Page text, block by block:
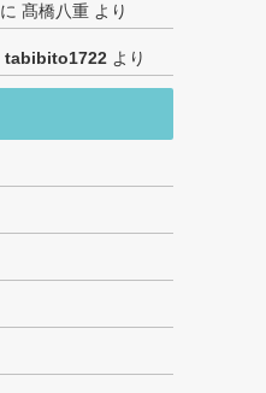
に 髙橋八重 より
tabibito1722 より